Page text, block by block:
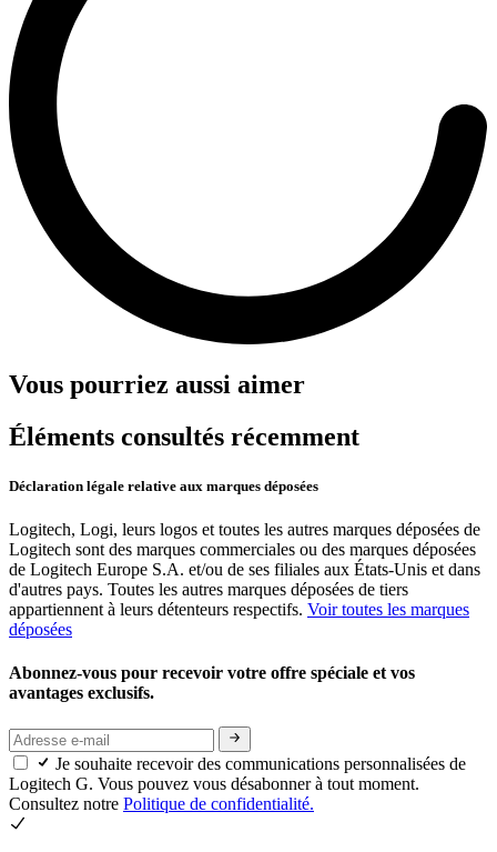
Vous pourriez aussi aimer
Éléments consultés récemment
Déclaration légale relative aux marques déposées
Logitech, Logi, leurs logos et toutes les autres marques déposées de
Logitech sont des marques commerciales ou des marques déposées
de Logitech Europe S.A. et/ou de ses filiales aux États-Unis et dans
d'autres pays. Toutes les autres marques déposées de tiers
appartiennent à leurs détenteurs respectifs. Voir toutes les marques
déposées
Abonnez-vous pour recevoir votre offre spéciale et vos
avantages exclusifs.
Je souhaite recevoir des communications personnalisées de
Logitech G. Vous pouvez vous désabonner à tout moment.
Consultez notre Politique de confidentialité.